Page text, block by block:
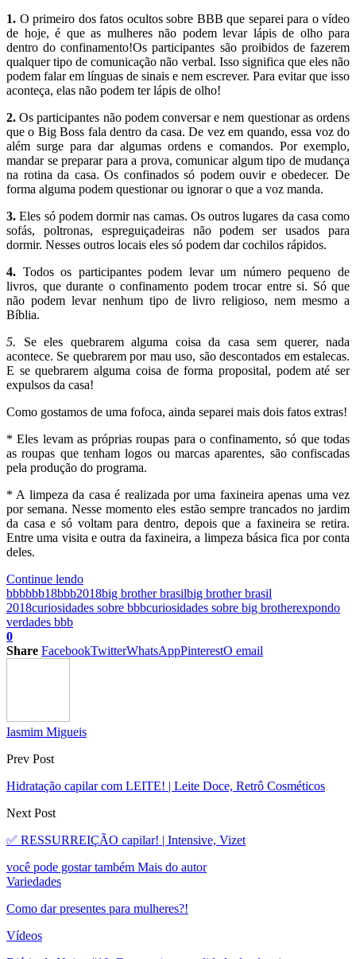
1. O primeiro dos fatos ocultos sobre BBB que separei para o vídeo
de hoje, é que as mulheres não podem levar lápis de olho para
dentro do confinamento!Os participantes são proibidos de fazerem
qualquer tipo de comunicação não verbal. Isso significa que eles não
podem falar em línguas de sinais e nem escrever. Para evitar que isso
aconteça, elas não podem ter lápis de olho!
2. Os participantes não podem conversar e nem questionar as ordens
que o Big Boss fala dentro da casa. De vez em quando, essa voz do
além surge para dar algumas ordens e comandos. Por exemplo,
mandar se preparar para a prova, comunicar algum tipo de mudança
na rotina da casa. Os confinados só podem ouvir e obedecer. De
forma alguma podem questionar ou ignorar o que a voz manda.
3. Eles só podem dormir nas camas. Os outros lugares da casa como
sofás, poltronas, espreguiçadeiras não podem ser usados para
dormir. Nesses outros locais eles só podem dar cochilos rápidos.
4. Todos os participantes podem levar um número pequeno de
livros, que durante o confinamento podem trocar entre si. Só que
não podem levar nenhum tipo de livro religioso, nem mesmo a
Bíblia.
5. Se eles quebrarem alguma coisa da casa sem querer, nada
acontece. Se quebrarem por mau uso, são descontados em estalecas.
E se quebrarem alguma coisa de forma proposital, podem até ser
expulsos da casa!
Como gostamos de uma fofoca, ainda separei mais dois fatos extras!
* Eles levam as próprias roupas para o confinamento, só que todas
as roupas que tenham logos ou marcas aparentes, são confiscadas
pela produção do programa.
* A limpeza da casa é realizada por uma faxineira apenas uma vez
por semana. Nesse momento eles estão sempre trancados no jardim
da casa e só voltam para dentro, depois que a faxineira se retira.
Entre uma visita e outra da faxineira, a limpeza básica fica por conta
deles.
Continue lendo
bbbbbb18bbb2018big brother brasilbig brother brasil
2018curiosidades sobre bbbcuriosidades sobre big brotherexpondo
verdades bbb
0
Share FacebookTwitterWhatsAppPinterestO email
Iasmim Migueis
Prev Post
Hidratação capilar com LEITE! | Leite Doce, Retrô Cosméticos
Next Post
✅ RESSURREIÇÃO capilar! | Intensive, Vizet
você pode gostar também Mais do autor
Variedades
Como dar presentes para mulheres?!
Vídeos